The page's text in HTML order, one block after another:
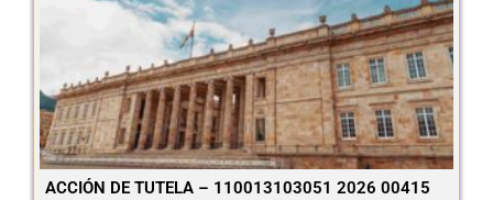
ACCIÓN DE TUTELA – 110013103051 2026 00415